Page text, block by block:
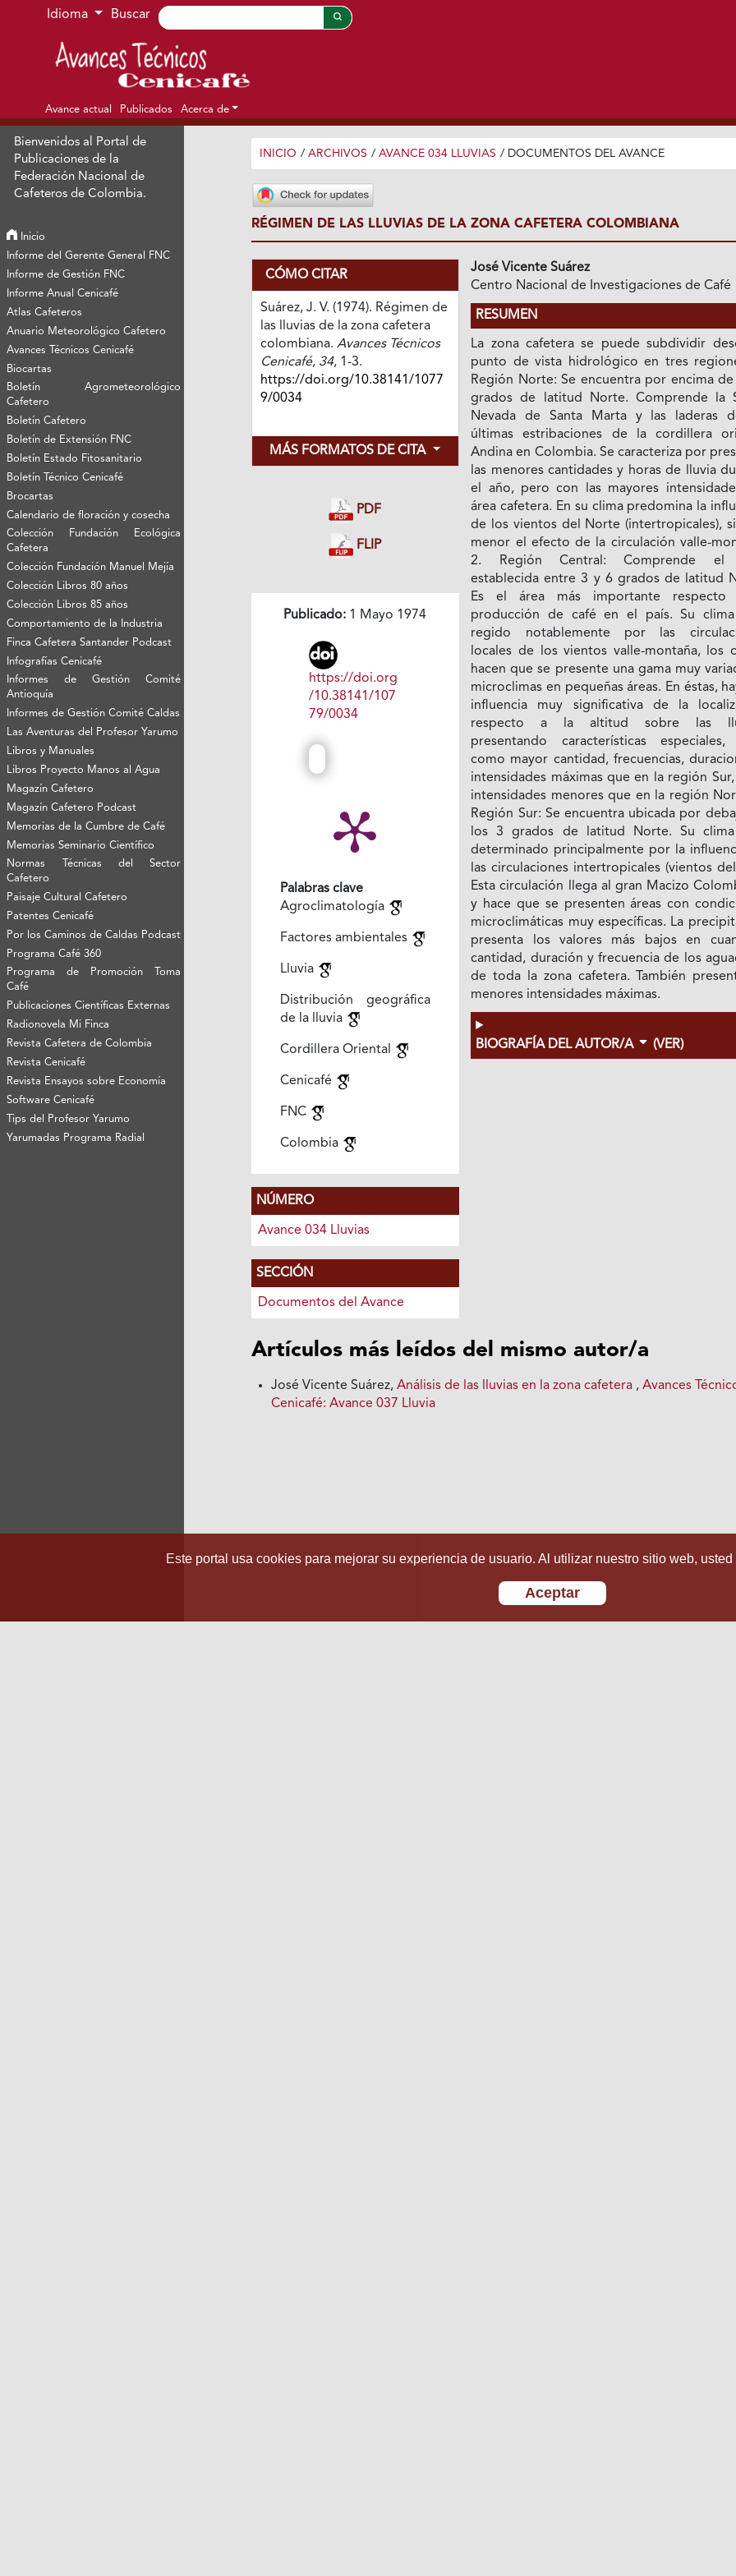
Ir al menú de navegación principal
Ir al contenido principal
Ir al pie de página del sitio
Idioma Buscar
Avance actual Publicados Acerca de
Bienvenidos al Portal de
Publicaciones de la
Federación Nacional de
Cafeteros de Colombia.
Inicio
Informe del Gerente General FNC
Informe de Gestión FNC
Informe Anual Cenicafé
Atlas Cafeteros
Anuario Meteorológico Cafetero
Avances Técnicos Cenicafé
Biocartas
Boletín Agrometeorológico
Cafetero
Boletín Cafetero
Boletín de Extensión FNC
Boletín Estado Fitosanitario
Boletín Técnico Cenicafé
Brocartas
Calendario de floración y cosecha
Colección Fundación Ecológica
Cafetera
Colección Fundación Manuel Mejía
Colección Libros 80 años
Colección Libros 85 años
Comportamiento de la Industria
Finca Cafetera Santander Podcast
Infografías Cenicafé
Informes de Gestión Comité
Antioquía
Informes de Gestión Comité Caldas
Las Aventuras del Profesor Yarumo
Libros y Manuales
Libros Proyecto Manos al Agua
Magazín Cafetero
Magazín Cafetero Podcast
Memorias de la Cumbre de Café
Memorias Seminario Científico
Normas Técnicas del Sector
Cafetero
Paisaje Cultural Cafetero
Patentes Cenicafé
Por los Caminos de Caldas Podcast
Programa Café 360
Programa de Promoción Toma
Café
Publicaciones Científicas Externas
Radionovela Mi Finca
Revista Cafetera de Colombia
Revista Cenicafé
Revista Ensayos sobre Economía
Software Cenicafé
Tips del Profesor Yarumo
Yarumadas Programa Radial
INICIO / ARCHIVOS / AVANCE 034 LLUVIAS / DOCUMENTOS DEL AVANCE
RÉGIMEN DE LAS LLUVIAS DE LA ZONA CAFETERA COLOMBIANA
CÓMO CITAR
Suárez, J. V. (1974). Régimen de
las lluvias de la zona cafetera
colombiana. Avances Técnicos
Cenicafé, 34, 1-3.
https://doi.org/10.38141/1077
9/0034
MÁS FORMATOS DE CITA
PDF
FLIP
Publicado: 1 Mayo 1974
https://doi.org
/10.38141/107
79/0034
Palabras clave
Agroclimatología
Factores ambientales
Lluvia
Distribución geográfica
de la lluvia
Cordillera Oriental
Cenicafé
FNC
Colombia
NÚMERO
Avance 034 Lluvias
SECCIÓN
Documentos del Avance
José Vicente Suárez
Centro Nacional de Investigaciones de Café
RESUMEN
La zona cafetera se puede subdividir
punto de vista hidrológico en tres
Región Norte: Se encuentra por encima
grados de latitud Norte. Comprende la
Nevada de Santa Marta y las laderas
últimas estribaciones de la cordillera
Andina en Colombia. Se caracteriza por
las menores cantidades y horas de lluvia
el año, pero con las mayores
área cafetera. En su clima predomina la
de los vientos del Norte (intertropicales),
menor el efecto de la circulación valle-
2. Región Central: Comprende el
establecida entre 3 y 6 grados de latitud
Es el área más importante
producción de café en el país. Su
regido notablemente por las
locales de los vientos valle-montaña, los
hacen que se presente una gama muy
microclimas en pequeñas áreas. En éstas,
influencia muy significativa de la
respecto a la altitud sobre las
presentando características especiales,
como mayor cantidad, frecuencias,
intensidades máximas que en la región
intensidades menores que en la región
Región Sur: Se encuentra ubicada por
los 3 grados de latitud Norte. Su
determinado principalmente por la
las circulaciones intertropicales (vientos
Esta circulación llega al gran Macizo
y hace que se presenten áreas con
microclimáticas muy específicas. La
presenta los valores más bajos en
cantidad, duración y frecuencia de los
de toda la zona cafetera. También
menores intensidades máximas.
BIOGRAFÍA DEL AUTOR/A (VER)
Artículos más leídos del mismo autor/a
José Vicente Suárez,Análisis de las lluvias en la zona cafetera ,Avances
Cenicafé: Avance 037 Lluvia
Este portal usa cookies para mejorar su experiencia de usuario. Al utilizar nuestro sitio web,
Aceptar